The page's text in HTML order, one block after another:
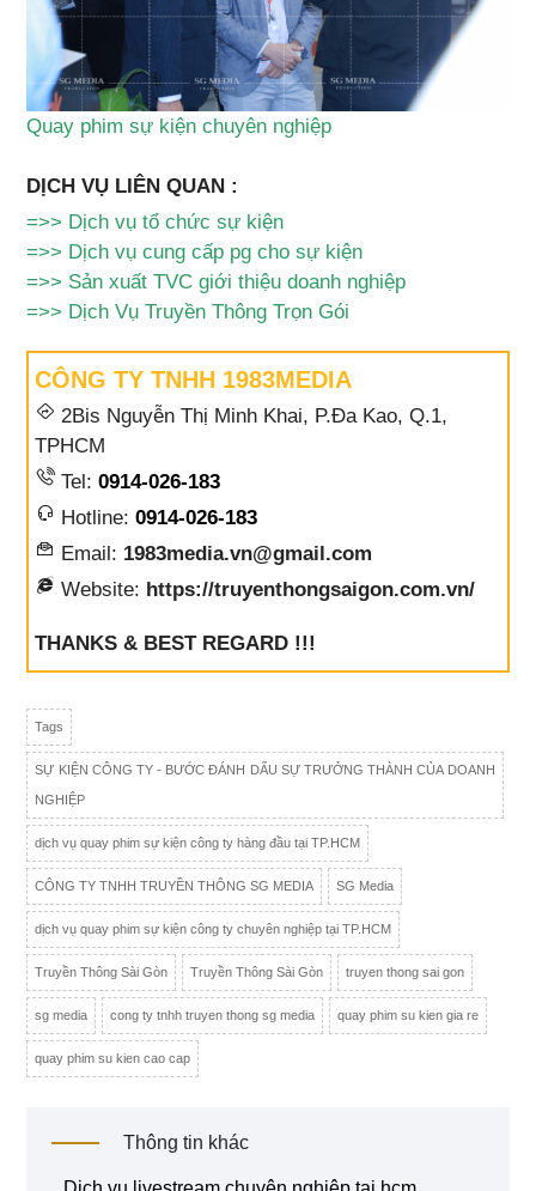
Quay phim sự kiện chuyên nghiệp
DỊCH VỤ LIÊN QUAN :
=>> Dịch vụ tổ chức sự kiện
=>> Dịch vụ cung cấp pg cho sự kiện
=>> Sản xuất TVC giới thiệu doanh nghiệp
=>> Dịch Vụ Truyền Thông Trọn Gói
CÔNG TY TNHH 1983MEDIA
2Bis Nguyễn Thị Minh Khai, P.Đa Kao, Q.1,
TPHCM
Tel:0914-026-183
Hotline:0914-026-183
Email: 1983media.vn@gmail.com
Website: https://truyenthongsaigon.com.vn/
THANKS & BEST REGARD !!!
Tags
SỰ KIỆN CÔNG TY - BƯỚC ĐÁNH DẤU SỰ TRƯỞNG THÀNH CỦA DOANH
NGHIỆP
dịch vụ quay phim sự kiện công ty hàng đầu tại TP.HCM
CÔNG TY TNHH TRUYỀN THÔNG SG MEDIA SG Media
dịch vụ quay phim sự kiện công ty chuyên nghiệp tại TP.HCM
Truyền Thông Sài Gòn Truyền Thông Sài Gòn truyen thong sai gon
sg media cong ty tnhh truyen thong sg media quay phim su kien gia re
quay phim su kien cao cap
Thông tin khác